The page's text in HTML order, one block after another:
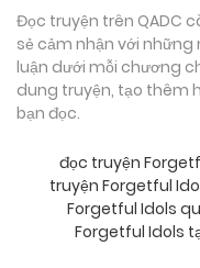
Đọc truyện trên QADC
sẻ cảm nhận với
luận dưới mỗi chương
dung truyện, tạo thêm
bạn đọc.
đọc truyện
truyện Forgetful
Forgetful Idols
Forgetful Idols